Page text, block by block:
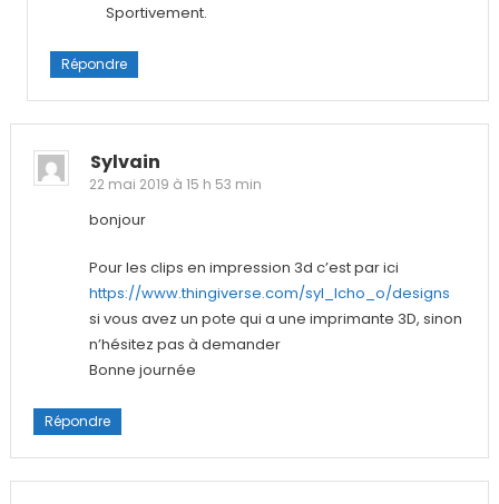
Sportivement.
Répondre
Sylvain
22 mai 2019 à 15 h 53 min
bonjour
Pour les clips en impression 3d c’est par ici
https://www.thingiverse.com/syl_lcho_o/designs
si vous avez un pote qui a une imprimante 3D, sinon
n’hésitez pas à demander
Bonne journée
Répondre